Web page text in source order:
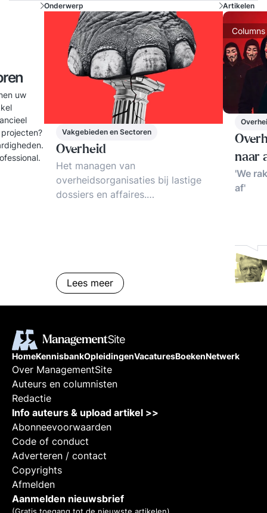
uw
Onderwerp
Vakgebieden en Sectoren
Overheid
Het managen van
overheidsorganisaties bij lastige
dossiers en affaires.
Lees meer
Artikelen
Columns
naar
'We
af'
HomeKennisbankOpleidingenVacaturesBoekenNetwerk
Over ManagementSite
Auteurs en columnisten
Redactie
Info auteurs & upload artikel >>
Abonneevoorwaarden
Code of conduct
Adverteren / contact
Copyrights
Afmelden
Aanmelden nieuwsbrief